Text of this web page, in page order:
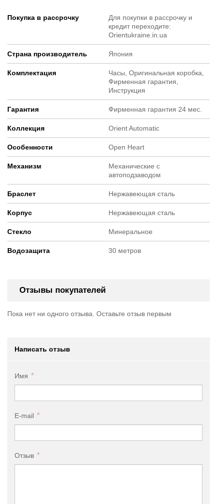
Покупка в рассрочку
Для покупки в рассрочку и
кредит переходите:
Orientukraine.in.ua
Страна производитель Япония
Комплектация
Часы, Оригинальная коробка,
Фирменная гарантия,
Инструкция
Гарантия Фирменная гарантия 24 мес.
Коллекция Orient Automatic
Особенности Open Heart
Механизм
Механические с
автоподзаводом
Браслет Нержавеющая сталь
Корпус Нержавеющая сталь
Стекло Минеральное
Водозащита 30 метров
Отзывы покупателей
Пока нет ни одного отзыва. Оставьте отзыв первым
Написать отзыв
Имя
E-mail
Отзыв